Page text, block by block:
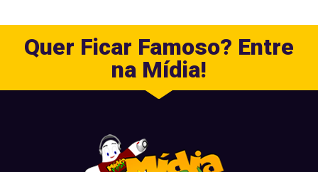
Quer Ficar Famoso? Entre
na Mídia!